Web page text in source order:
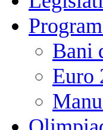
Bani
Euro